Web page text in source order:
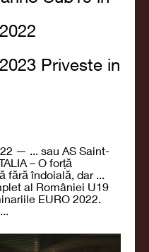
Priveste in
— ... sau AS Saint-
– O forță
fără îndoială, dar ...
al României U19
EURO 2022.